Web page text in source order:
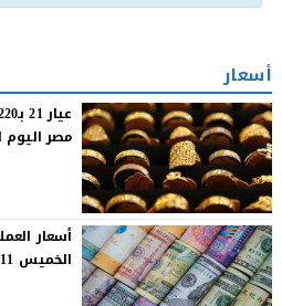
أسعار
مصر
أسعار
الخميس 11-7-2024